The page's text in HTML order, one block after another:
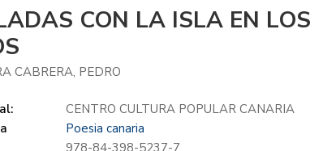
CON LA ISLA EN LOS
CABRERA, PEDRO
CENTRO CULTURA POPULAR CANARIA
Poesia canaria
978-84-398-5237-7